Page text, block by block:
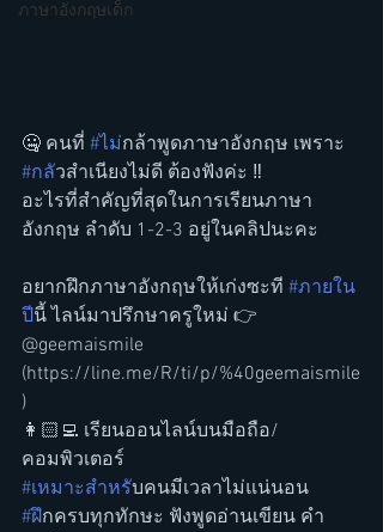
ภาษาอังกฤษเด็ก
🤐 คนที่ #ไม่กล้าพูดภาษาอังกฤษ เพราะ
#กลัวสำเนียงไม่ดี ต้องฟังค่ะ ‼️
อะไรที่สำคัญที่สุดในการเรียนภาษา
อังกฤษ ลำดับ 1-2-3 อยู่ในคลิปนะคะ
อยากฝึกภาษาอังกฤษให้เก่งซะที #ภายใน
ปีนี้ ไลน์มาปรึกษาครูใหม่ 👉
@geemaismile
(https://line.me/R/ti/p/%40geemaismile
)
👩🏻‍💻 เรียนออนไลน์บนมือถือ/
คอมพิวเตอร์
#เหมาะสำหรับคนมีเวลาไม่แน่นอน
#ฝึกครบทุกทักษะ ฟังพูดอ่านเขียน คำ